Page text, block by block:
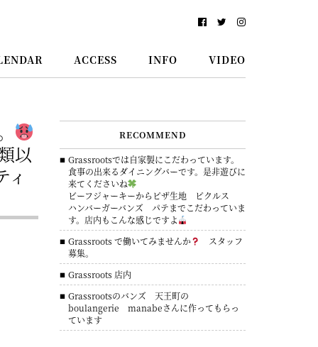
ACCESS INFO VIDEO
以
RECOMMEND
Grassrootsでは自家製にこだわっています。
食事の出来るダイニングバーです。是非遊びに
来てくださいね
ビーフジャーキーからピザ生地 ピクルス
ハンバーガーバンズ パテまでこだわっていま
す。店内もこんな感じですよ
Grassroots で働いてみませんか
スタッフ
募集。
Grassroots 店内
Grassrootsのバンズ 天王町の
boulangerie manabeさんに作ってもらっ
ています